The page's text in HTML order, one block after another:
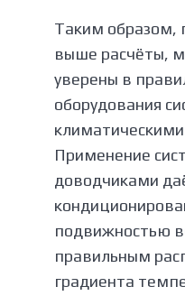
Таким образом,
выше расчёты,
уверены в
оборудования
Применение
доводчиками
подвижностью
правильным
градиента